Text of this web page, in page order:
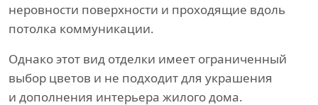
неровности поверхности и проходящие вдоль
потолка коммуникации.
Однако этот вид отделки имеет ограниченный
выбор цветов и не подходит для украшения
и дополнения интерьера жилого дома.